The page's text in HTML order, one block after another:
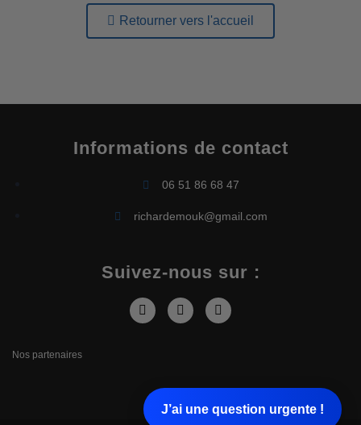
Retourner vers l'accueil
Informations de contact
06 51 86 68 47
richardemouk@gmail.com
Suivez-nous sur :
Nos partenaires
J’ai une question urgente !